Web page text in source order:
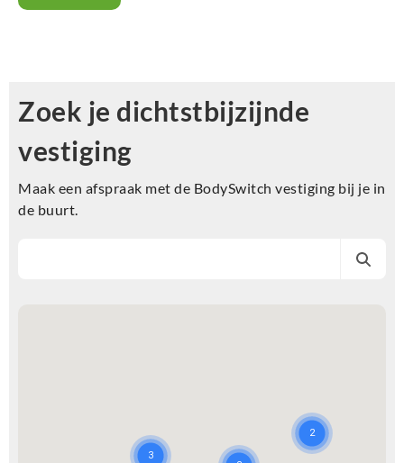
Zoek je dichtstbijzijnde
vestiging
Maak een afspraak met de BodySwitch vestiging bij je in
de buurt.